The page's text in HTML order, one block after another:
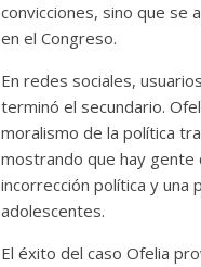
convicciones, sino que se
en el Congreso.
En redes sociales,
terminó el secundario.
moralismo de la política
mostrando que hay gente
incorrección política y
adolescentes.
El éxito del caso Ofelia